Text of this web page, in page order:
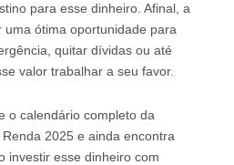
para esse dinheiro. Afinal, a
uma ótima oportunidade para
quitar dívidas ou até
valor trabalhar a seu favor.
o calendário completo da
2025 e ainda encontra
investir esse dinheiro com